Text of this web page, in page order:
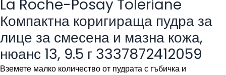
La Roche-Posay Toleriane
Компактна коригираща пудра за
лице за смесена и мазна кожа,
нюанс 13, 9.5 г 3337872412059
Вземете малко количество от пудрата с гъбичка и